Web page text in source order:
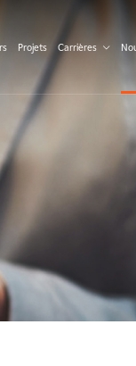
Projets Carrières